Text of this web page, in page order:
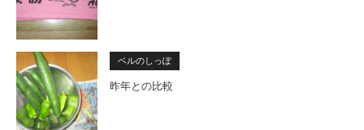
ベルのしっぽ
昨年との比較